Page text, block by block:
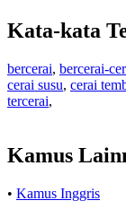
Kata-kata
bercerai, bercerai-
cerai susu, cerai
tercerai,
Kamus
• Kamus Inggris